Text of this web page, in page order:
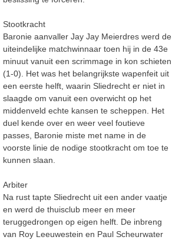
Stootkracht
Baronie aanvaller Jay Jay Meierdres werd de
uiteindelijke matchwinnaar toen hij in de 43e
minuut vanuit een scrimmage in kon schieten
(1-0). Het was het belangrijkste wapenfeit uit
een eerste helft, waarin Sliedrecht er niet in
slaagde om vanuit een overwicht op het
middenveld echte kansen te scheppen. Het
duel kende over en weer veel foutieve
passes, Baronie miste met name in de
voorste linie de nodige stootkracht om toe te
kunnen slaan.
Arbiter
Na rust tapte Sliedrecht uit een ander vaatje
en werd de thuisclub meer en meer
teruggedrongen op eigen helft. De inbreng
van Roy Leeuwestein en Paul Scheurwater